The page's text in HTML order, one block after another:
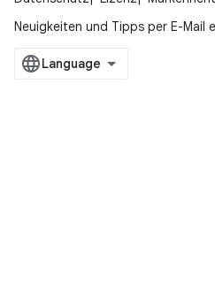
Neuigkeiten und Tipps per E-Mail